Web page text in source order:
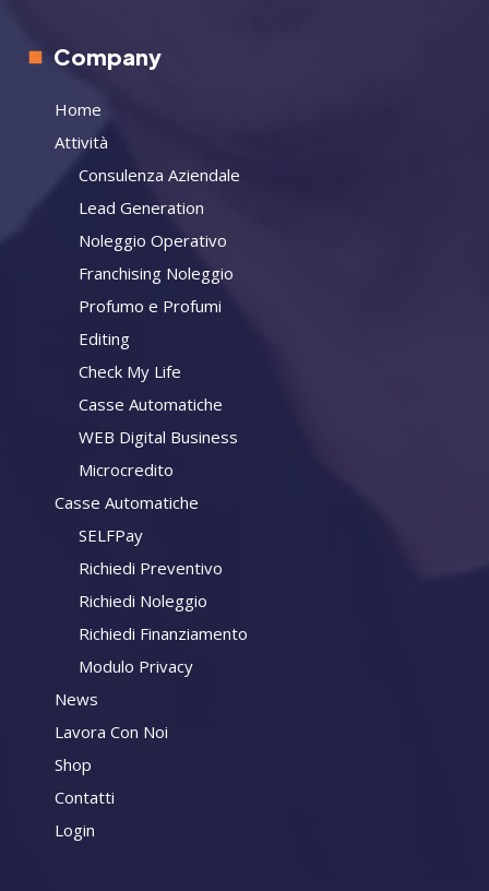
Company
Home
Attività
Consulenza Aziendale
Lead Generation
Noleggio Operativo
Franchising Noleggio
Profumo e Profumi
Editing
Check My Life
Casse Automatiche
WEB Digital Business
Microcredito
Casse Automatiche
SELFPay
Richiedi Preventivo
Richiedi Noleggio
Richiedi Finanziamento
Modulo Privacy
News
Lavora Con Noi
Shop
Contatti
Login